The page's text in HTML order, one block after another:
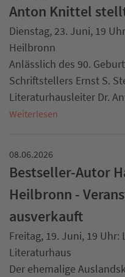
Anton Knittel
Dienstag, 23. Juni, 19
Heilbronn
Anlässlich des 90.
Schriftstellers Ernst S.
Literaturhausleiter Dr.
Weiterlesen
08.06.2026
Bestseller-Autor
Heilbronn -
ausverkauft
Freitag, 19. Juni, 19
Literaturhaus
Der ehemalige